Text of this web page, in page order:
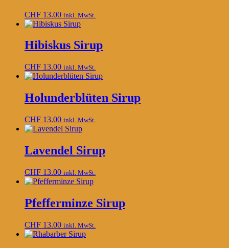
CHF 13.00 inkl. MwSt.
Hibiskus Sirup
CHF 13.00 inkl. MwSt.
Holunderblüten Sirup
CHF 13.00 inkl. MwSt.
Lavendel Sirup
CHF 13.00 inkl. MwSt.
Pfefferminze Sirup
CHF 13.00 inkl. MwSt.